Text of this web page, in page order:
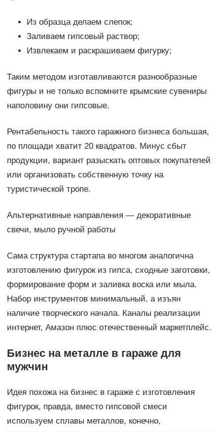
Из образца делаем слепок;
Заливаем гипсовый раствор;
Извлекаем и раскрашиваем фигурку;
Таким методом изготавливаются разнообразные
фигуры и не только вспомните крымские сувениры
наполовину они гипсовые.
Рентабельность такого гаражного бизнеса большая,
по площади хватит 20 квадратов. Минус сбыт
продукции, вариант разыскать оптовых покупателей
или организовать собственную точку на
туристической тропе.
Альтернативные направления — декоративные
свечи, мыло ручной работы
Сама структура стартапа во многом аналогична
изготовлению фигурок из гипса, сходные заготовки,
формирование форм и заливка воска или мыла.
Набор инструментов минимальный, а изъян
наличие творческого начала. Каналы реализации
интернет, Амазон плюс отечественный маркетплейс.
Бизнес на металле в гараже для
мужчин
Идея похожа на бизнес в гараже с изготовления
фигурок, правда, вместо гипсовой смеси
используем сплавы металлов, конечно,